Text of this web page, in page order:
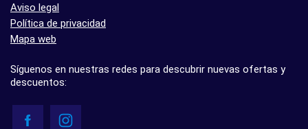
Aviso legal
Política de privacidad
Mapa web
Síguenos en nuestras redes para descubrir nuevas ofertas y
descuentos: